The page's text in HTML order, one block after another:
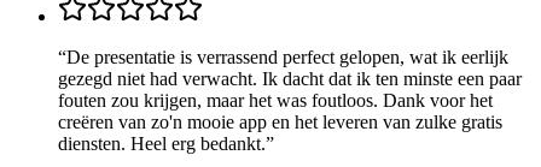
“De presentatie is verrassend perfect gelopen, wat ik eerlijk
gezegd niet had verwacht. Ik dacht dat ik ten minste een paar
fouten zou krijgen, maar het was foutloos. Dank voor het
creëren van zo'n mooie app en het leveren van zulke gratis
diensten. Heel erg bedankt.”